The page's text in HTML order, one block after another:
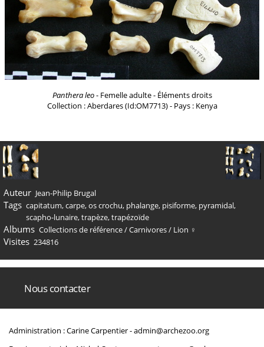
Panthera leo- Femelle adulte - Éléments droits
Collection : Aberdares (Id:OM7713) - Pays : Kenya
Auteur Jean-Philip Brugal
Tags capitatum,carpe,os crochu, phalange, pisiforme, pyramidal,
scapho-lunaire,trapèze,trapézoïde
Albums Collections de référence/Carnivores/ Lion ♀
Visites 234816
Nous contacter
Administration : Carine Carpentier -admin@archezoo.org